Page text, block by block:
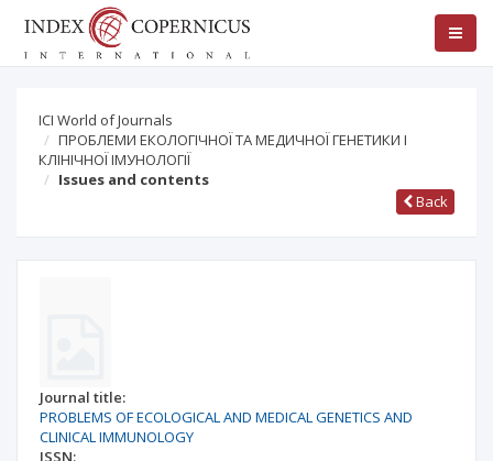
ICI World of Journals
ПРОБЛЕМИ ЕКОЛОГІЧНОЇ ТА МЕДИЧНОЇ ГЕНЕТИКИ І
КЛІНІЧНОЇ ІМУНОЛОГІЇ
Issues and contents
Back
Journal title:
PROBLEMS OF ECOLOGICAL AND MEDICAL GENETICS AND
CLINICAL IMMUNOLOGY
ISSN: